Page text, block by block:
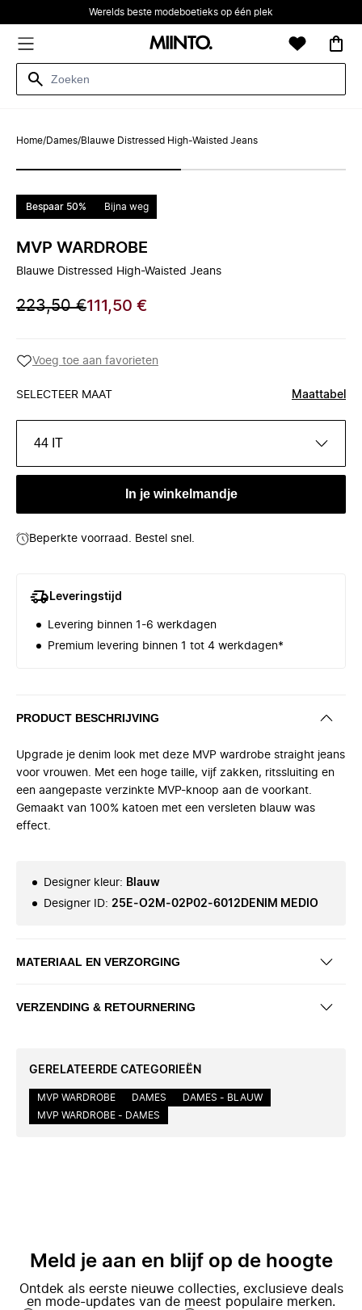
Werelds beste modeboetieks op één plek
Home/Dames/Blauwe Distressed High-Waisted Jeans
Bespaar 50% Bijna weg
MVP WARDROBE
Blauwe Distressed High-Waisted Jeans
223,50 €111,50 €
Voeg toe aan favorieten
SELECTEER MAAT Maattabel
44 IT
In je winkelmandje
Beperkte voorraad. Bestel snel.
Leveringstijd
Levering binnen 1-6 werkdagen
Premium levering binnen 1 tot 4 werkdagen*
PRODUCT BESCHRIJVING
Upgrade je denim look met deze MVP wardrobe straight jeans
voor vrouwen. Met een hoge taille, vijf zakken, ritssluiting en
een aangepaste verzinkte MVP-knoop aan de voorkant.
Gemaakt van 100% katoen met een versleten blauw was
effect.
Designer kleur: Blauw
Designer ID: 25E-O2M-02P02-6012DENIM MEDIO
MATERIAAL EN VERZORGING
VERZENDING & RETOURNERING
GERELATEERDE CATEGORIEËN
MVP WARDROBE DAMES
DAMES - BLAUW
MVP WARDROBE - DAMES
Meld je aan en blijf op de hoogte
Ontdek als eerste nieuwe collecties, exclusieve deals
en mode-updates van de meest populaire merken.